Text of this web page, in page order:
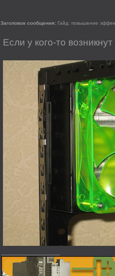
Заголовок сообщения: Гайд: повышение
Если у кого-то